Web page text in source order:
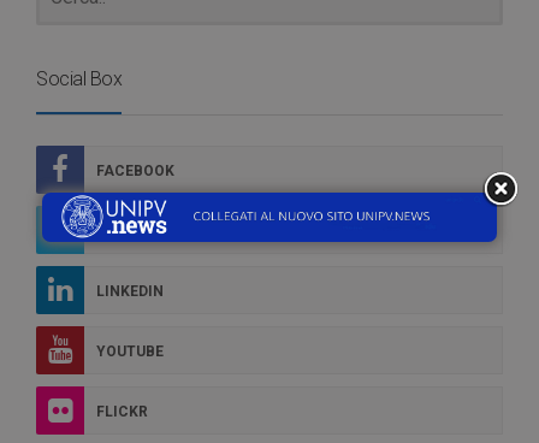
Social Box
FACEBOOK
TWITTER
LINKEDIN
YOUTUBE
FLICKR